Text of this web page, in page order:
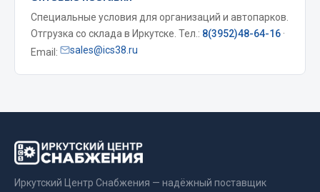
Запчасти Урал
Система охлаждения
Сцепление
Тормозная система
Специальные условия для организаций и автопарков.
Отгрузка со склада в Иркутске. Тел.: 8(3952)48-64-16 ·
Email:
sales@ics38.ru
Иркутский Центр Снабжения — надёжный поставщик